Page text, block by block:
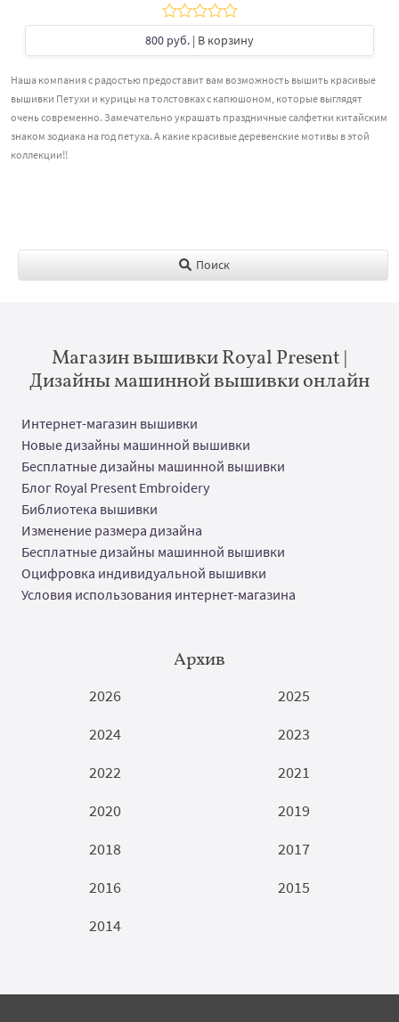
800 руб. | В корзину
Наша компания с радостью предоставит вам возможность вышить красивые
вышивки Петухи и курицы на толстовках с капюшоном, которые выглядят
очень современно. Замечательно украшать праздничные салфетки китайским
знаком зодиака на год петуха. А какие красивые деревенские мотивы в этой
коллекции!!
Поиск
Магазин вышивки Royal Present |
Дизайны машинной вышивки онлайн
Интернет-магазин вышивки
Новые дизайны машинной вышивки
Бесплатные дизайны машинной вышивки
Блог Royal Present Embroidery
Библиотека вышивки
Изменение размера дизайна
Бесплатные дизайны машинной вышивки
Оцифровка индивидуальной вышивки
Условия использования интернет-магазина
Архив
2026
2025
2024
2023
2022
2021
2020
2019
2018
2017
2016
2015
2014